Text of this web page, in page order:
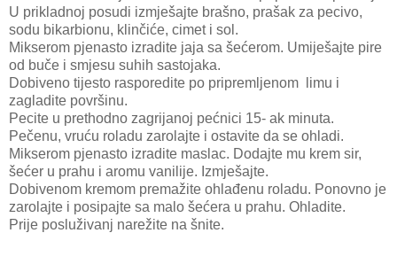
U prikladnoj posudi izmješajte brašno, prašak za pecivo,
sodu bikarbionu, klinčiće, cimet i sol.
Mikserom pjenasto izradite jaja sa šećerom. Umiješajte pire
od buče i smjesu suhih sastojaka.
Dobiveno tijesto rasporedite po pripremljenom limu i
zagladite površinu.
Pecite u prethodno zagrijanoj pećnici 15- ak minuta.
Pečenu, vruću roladu zarolajte i ostavite da se ohladi.
Mikserom pjenasto izradite maslac. Dodajte mu krem sir,
šećer u prahu i aromu vanilije. Izmješajte.
Dobivenom kremom premažite ohlađenu roladu. Ponovno je
zarolajte i posipajte sa malo šećera u prahu. Ohladite.
Prije posluživanj narežite na šnite.